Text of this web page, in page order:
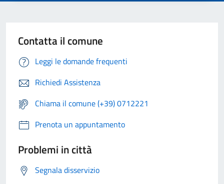
Contatta il comune
Leggi le domande frequenti
Richiedi Assistenza
Chiama il comune (+39) 0712221
Prenota un appuntamento
Problemi in città
Segnala disservizio